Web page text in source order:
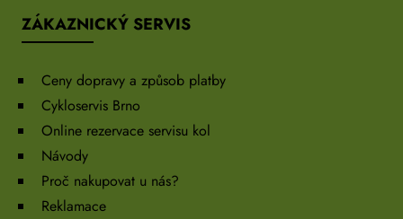
ZÁKAZNICKÝ SERVIS
Ceny dopravy a způsob platby
Cykloservis Brno
Online rezervace servisu kol
Návody
Proč nakupovat u nás?
Reklamace